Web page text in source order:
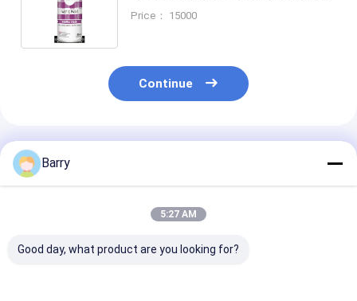
do baixo o baixo
Price： 15000
Continue
Produtos Recomendados
Barry
5:27 AM
Good day, what product are you looking for?